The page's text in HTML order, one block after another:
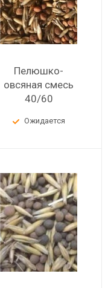
Пелюшко-
овсяная смесь
40/60
Ожидается